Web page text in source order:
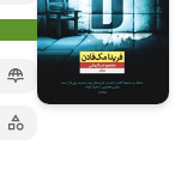
کتاب‌های متنی